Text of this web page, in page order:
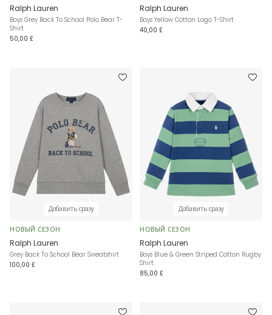
Ralph Lauren
Boys Grey Back To School Polo Bear T-
Shirt
50,00 £
Ralph Lauren
Boys Yellow Cotton Logo T-Shirt
40,00 £
Добавить сразу
НОВЫЙ СЕЗОН
Ralph Lauren
Grey Back To School Bear Sweatshirt
100,00 £
Добавить сразу
НОВЫЙ СЕЗОН
Ralph Lauren
Boys Blue & Green Striped Cotton Rugby
Shirt
85,00 £